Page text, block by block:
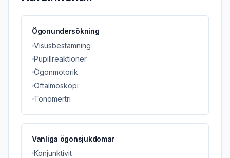
Ögonundersökning
Visusbestämning
Pupillreaktioner
Ögonmotorik
Oftalmoskopi
Tonomertri
Vanliga ögonsjukdomar
Konjunktivit